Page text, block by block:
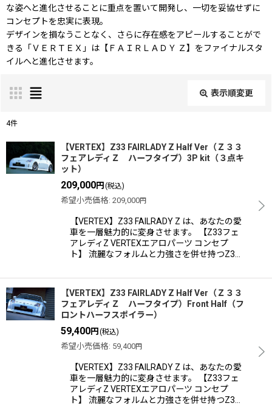
な姿へと進化させることに重点を置いて開発し、一切を妥協せずに
コンセプトを忠実に表現。
デザインを損なうことなく、さらに存在感をアピールすることがで
きる「ＶＥＲＴＥＸ」は【ＦＡＩＲＬＡＤＹ Ｚ】をファイナルスタ
イルへと進化させます。
表示順変更
表示数:
絞り込む
4件
【VERTEX】Z33 FAIRLADY Z Half Ver（Ｚ３３
フェアレディＺ ハーフタイプ）3P kit（３点キ
ット）
209,000円 (税込)
希望小売価格: 209,000円
【VERTEX】Z33 FAILRADY Z は、あなたの愛
車を一層魅力的に変身させます。 【Z33フェ
アレディZ VERTEXエアロパーツ コンセプ
ト】 流麗なフォルムと力強さを併せ持つZ3…
【VERTEX】Z33 FAIRLADY Z Half Ver（Ｚ３３
フェアレディＺ ハーフタイプ）Front Half（フ
ロントハーフスポイラー）
59,400円 (税込)
希望小売価格: 59,400円
【VERTEX】Z33 FAILRADY Z は、あなたの愛
車を一層魅力的に変身させます。 【Z33フェ
アレディZ VERTEXエアロパーツ コンセプ
ト】 流麗なフォルムと力強さを併せ持つZ3…